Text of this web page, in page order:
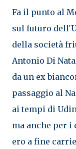
Fa il punto al
sul futuro
della società
Antonio Di
da un ex
passaggio al
ai tempi di
ma anche per i
ero a fine